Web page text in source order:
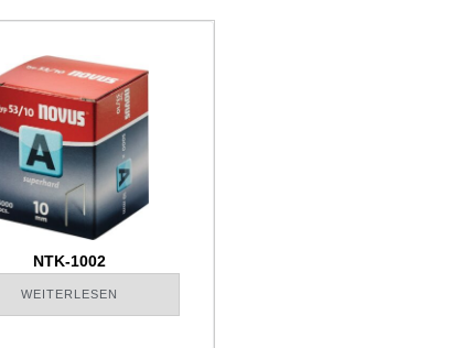
NTK-1002
WEITERLESEN